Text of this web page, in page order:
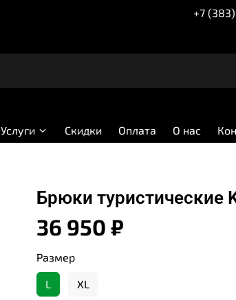
+7
Услуги Скидки Оплата О нас
Брюки туристические
36 950 ₽
Размер
L XL